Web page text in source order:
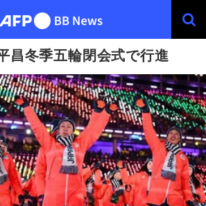
昌冬季五輪閉会式で行進